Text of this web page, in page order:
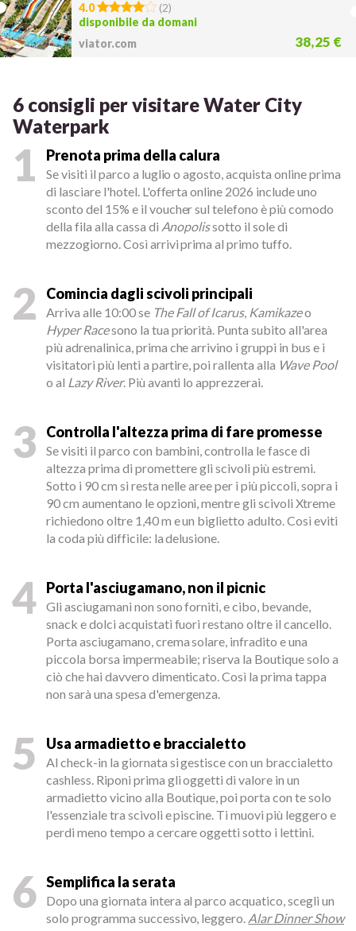
4.0 (2)
disponibile da domani
viator.com
38,25 €
6 consigli per visitare Water City
Waterpark
1 Prenota prima della calura
Se visiti il parco a luglio o agosto, acquista online prima
di lasciare l'hotel. L'offerta online 2026 include uno
sconto del 15% e il voucher sul telefono è più comodo
della fila alla cassa di Anopolissotto il sole di
mezzogiorno. Così arrivi prima al primo tuffo.
2 Comincia dagli scivoli principali
Arriva alle 10:00 se The Fall of Icarus, Kamikazeo
Hyper Racesono la tua priorità. Punta subito all'area
più adrenalinica, prima che arrivino i gruppi in bus e i
visitatori più lenti a partire, poi rallenta alla Wave Pool
o al Lazy River. Più avanti lo apprezzerai.
3 Controlla l'altezza prima di fare promesse
Se visiti il parco con bambini, controlla le fasce di
altezza prima di promettere gli scivoli più estremi.
Sotto i 90 cm si resta nelle aree per i più piccoli, sopra i
90 cm aumentano le opzioni, mentre gli scivoli Xtreme
richiedono oltre 1,40 m e un biglietto adulto. Così eviti
la coda più difficile: la delusione.
4 Porta l'asciugamano, non il picnic
Gli asciugamani non sono forniti, e cibo, bevande,
snack e dolci acquistati fuori restano oltre il cancello.
Porta asciugamano, crema solare, infradito e una
piccola borsa impermeabile; riserva la Boutique solo a
ciò che hai davvero dimenticato. Così la prima tappa
non sarà una spesa d'emergenza.
5 Usa armadietto e braccialetto
Al check-in la giornata si gestisce con un braccialetto
cashless. Riponi prima gli oggetti di valore in un
armadietto vicino alla Boutique, poi porta con te solo
l'essenziale tra scivoli e piscine. Ti muovi più leggero e
perdi meno tempo a cercare oggetti sotto i lettini.
6 Semplifica la serata
Dopo una giornata intera al parco acquatico, scegli un
solo programma successivo, leggero. Alar Dinner Show